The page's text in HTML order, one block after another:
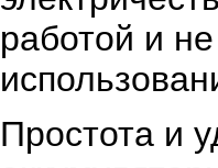
работой и
Простота и